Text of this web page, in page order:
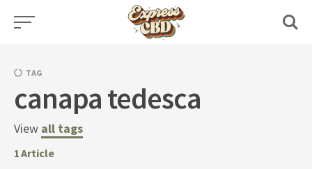
Skip
TAG
canapa tedesca
View all tags
1Article